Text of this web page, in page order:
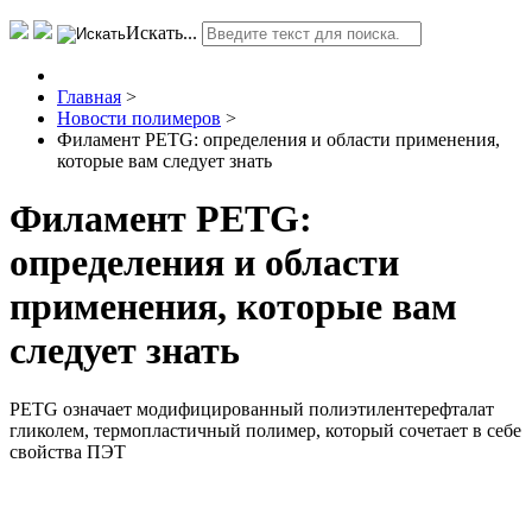
Искать...
Главная >
Новости полимеров >
Филамент PETG: определения и области применения,
которые вам следует знать
Филамент PETG:
определения и области
применения, которые вам
следует знать
PETG означает модифицированный полиэтилентерефталат
гликолем, термопластичный полимер, который сочетает в себе
свойства ПЭТ